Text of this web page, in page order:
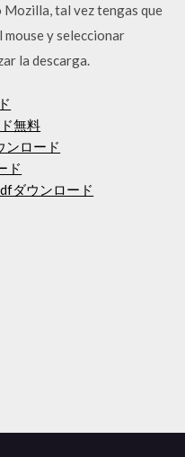
Mozilla, tal vez tengas que
mouse y seleccionar
la descarga.
無料
ンロード
ド
ダウンロード